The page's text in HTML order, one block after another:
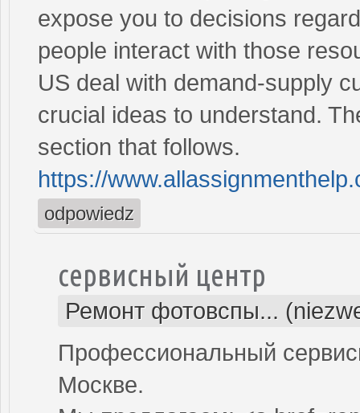
expose you to decisions
people interact with those
US deal with demand-supply
crucial ideas to understand.
section that follows.
https://
odpowiedz
сервисный центр
Ремонт фотовспы...
Профессиональный
Москве.